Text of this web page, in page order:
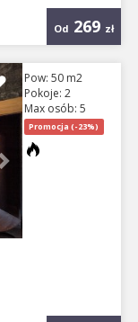
Od 269 zł
NextPow: 50 m2
Pokoje: 2
Max osób: 5
Promocja (-23%)